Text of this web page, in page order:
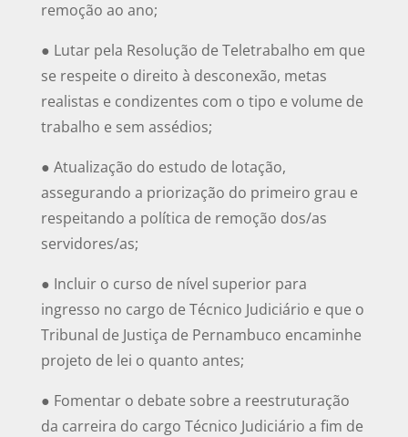
remoção ao ano;
● Lutar pela Resolução de Teletrabalho em que
se respeite o direito à desconexão, metas
realistas e condizentes com o tipo e volume de
trabalho e sem assédios;
● Atualização do estudo de lotação,
assegurando a priorização do primeiro grau e
respeitando a política de remoção dos/as
servidores/as;
● Incluir o curso de nível superior para
ingresso no cargo de Técnico Judiciário e que o
Tribunal de Justiça de Pernambuco encaminhe
projeto de lei o quanto antes;
● Fomentar o debate sobre a reestruturação
da carreira do cargo Técnico Judiciário a fim de